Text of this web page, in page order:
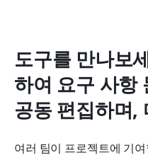
도구를 만나보
하여 요구 사항
공동 편집하며,